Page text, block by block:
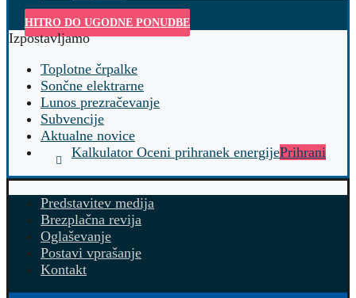
HITRO DO UGODNE PONUDBE
Izpostavljamo
Toplotne črpalke
Sončne elektrarne
Lunos prezračevanje
Subvencije
Aktualne novice
Kalkulator Oceni prihranek energijePrihrani
Predstavitev medija
Brezplačna revija
Oglaševanje
Postavi vprašanje
Kontakt